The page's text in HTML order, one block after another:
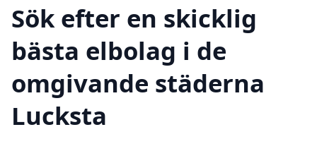
Sök efter en skicklig
bästa elbolag i de
omgivande städerna
Lucksta